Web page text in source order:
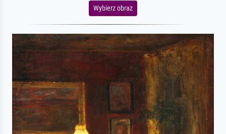
Wybierz obraz